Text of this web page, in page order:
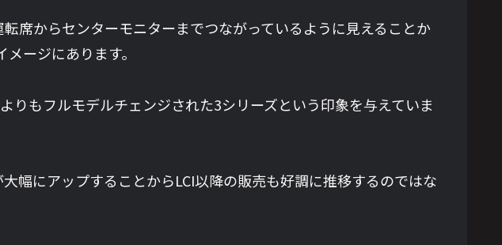
席からセンターモニターまでつながっているように見えることか
ージにあります。
りもフルモデルチェンジされた3シリーズという印象を与えていま
幅にアップすることからLCI以降の販売も好調に推移するのではな